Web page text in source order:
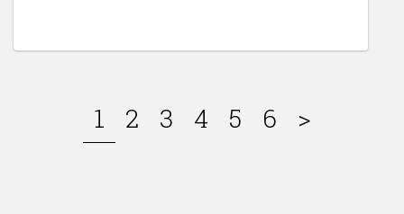
1 2 3 4 5 6 >